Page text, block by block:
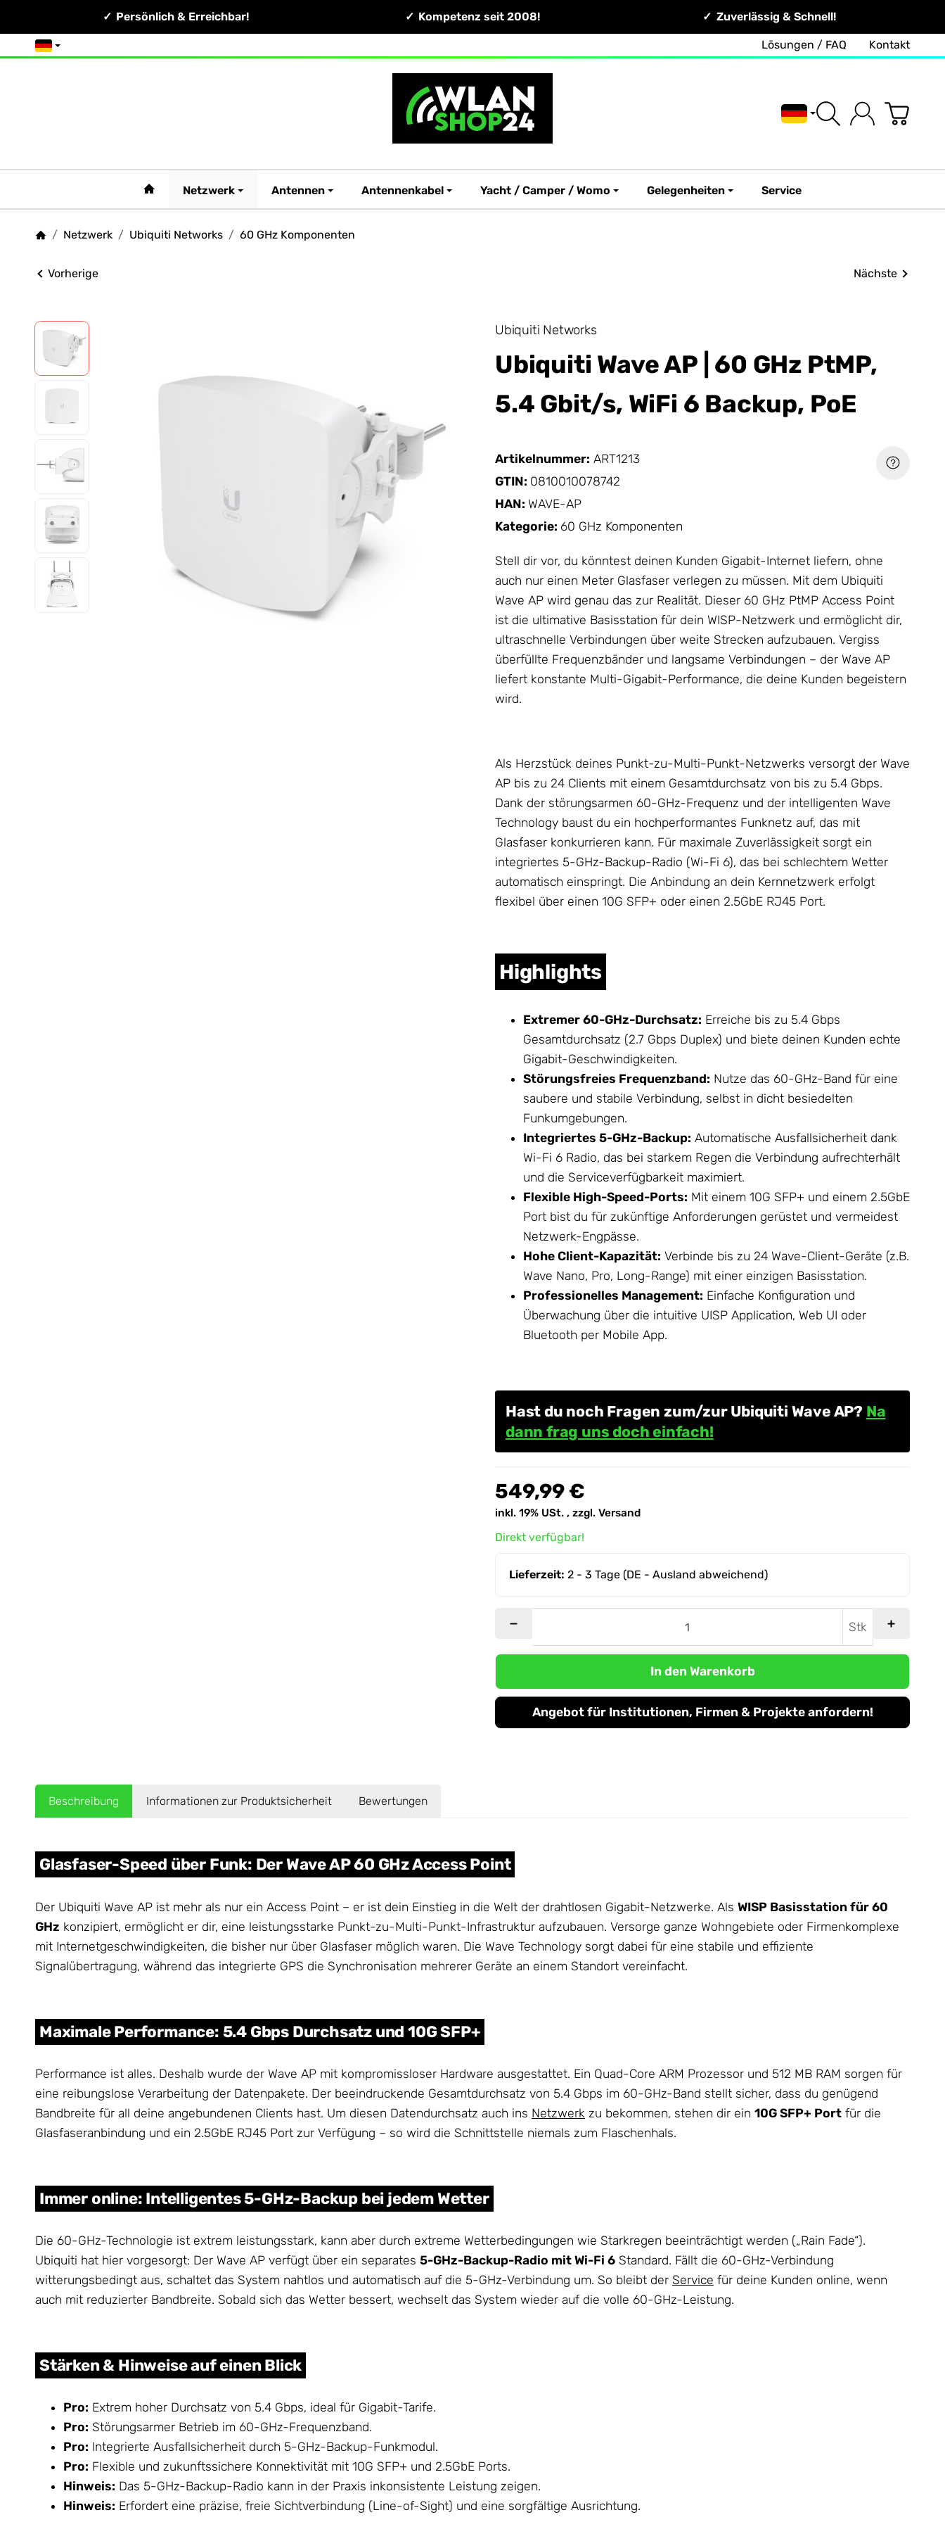
Persönlich & Erreichbar! Kompetenz seit 2008! Zuverlässig & Schnell!
Deutsch Lösungen / FAQ Kontakt
Deutsch
#custom.linkHome#
Netzwerk Antennen Antennenkabel Yacht / Camper / Womo Gelegenheiten Service
/ Netzwerk / Ubiquiti Networks / 60 GHz Komponenten
Vorherige Nächste
Ubiquiti Networks
Ubiquiti Wave AP | 60 GHz PtMP,
5.4 Gbit/s, WiFi 6 Backup, PoE
Artikelnummer: ART1213
GTIN: 0810010078742
HAN: WAVE-AP
Kategorie: 60 GHz Komponenten
Stell dir vor, du könntest deinen Kunden Gigabit-Internet liefern, ohne
auch nur einen Meter Glasfaser verlegen zu müssen. Mit dem Ubiquiti
Wave AP wird genau das zur Realität. Dieser 60 GHz PtMP Access Point
ist die ultimative Basisstation für dein WISP-Netzwerk und ermöglicht dir,
ultraschnelle Verbindungen über weite Strecken aufzubauen. Vergiss
überfüllte Frequenzbänder und langsame Verbindungen – der Wave AP
liefert konstante Multi-Gigabit-Performance, die deine Kunden begeistern
wird.
Als Herzstück deines Punkt-zu-Multi-Punkt-Netzwerks versorgt der Wave
AP bis zu 24 Clients mit einem Gesamtdurchsatz von bis zu 5.4 Gbps.
Dank der störungsarmen 60-GHz-Frequenz und der intelligenten Wave
Technology baust du ein hochperformantes Funknetz auf, das mit
Glasfaser konkurrieren kann. Für maximale Zuverlässigkeit sorgt ein
integriertes 5-GHz-Backup-Radio (Wi-Fi 6), das bei schlechtem Wetter
automatisch einspringt. Die Anbindung an dein Kernnetzwerk erfolgt
flexibel über einen 10G SFP+ oder einen 2.5GbE RJ45 Port.
Highlights
Extremer 60-GHz-Durchsatz: Erreiche bis zu 5.4 Gbps
Gesamtdurchsatz (2.7 Gbps Duplex) und biete deinen Kunden echte
Gigabit-Geschwindigkeiten.
Störungsfreies Frequenzband: Nutze das 60-GHz-Band für eine
saubere und stabile Verbindung, selbst in dicht besiedelten
Funkumgebungen.
Integriertes 5-GHz-Backup: Automatische Ausfallsicherheit dank
Wi-Fi 6 Radio, das bei starkem Regen die Verbindung aufrechterhält
und die Serviceverfügbarkeit maximiert.
Flexible High-Speed-Ports: Mit einem 10G SFP+ und einem 2.5GbE
Port bist du für zukünftige Anforderungen gerüstet und vermeidest
Netzwerk-Engpässe.
Hohe Client-Kapazität: Verbinde bis zu 24 Wave-Client-Geräte (z.B.
Wave Nano, Pro, Long-Range) mit einer einzigen Basisstation.
Professionelles Management: Einfache Konfiguration und
Überwachung über die intuitive UISP Application, Web UI oder
Bluetooth per Mobile App.
Hast du noch Fragen zum/zur Ubiquiti Wave AP? Na
dann frag uns doch einfach!
549,99 €
inkl. 19% USt. , zzgl. Versand
Direkt verfügbar!
Lieferzeit:2 - 3 Tage (DE - Ausland abweichend)
Stk
In den Warenkorb
Angebot für Institutionen, Firmen & Projekte anfordern!
Beschreibung Informationen zur Produktsicherheit Bewertungen
Glasfaser-Speed über Funk: Der Wave AP 60 GHz Access Point
Der Ubiquiti Wave AP ist mehr als nur ein Access Point – er ist dein Einstieg in die Welt der drahtlosen Gigabit-Netzwerke. Als WISP Basisstation für 60
GHz konzipiert, ermöglicht er dir, eine leistungsstarke Punkt-zu-Multi-Punkt-Infrastruktur aufzubauen. Versorge ganze Wohngebiete oder Firmenkomplexe
mit Internetgeschwindigkeiten, die bisher nur über Glasfaser möglich waren. Die Wave Technology sorgt dabei für eine stabile und effiziente
Signalübertragung, während das integrierte GPS die Synchronisation mehrerer Geräte an einem Standort vereinfacht.
Maximale Performance: 5.4 Gbps Durchsatz und 10G SFP+
Performance ist alles. Deshalb wurde der Wave AP mit kompromissloser Hardware ausgestattet. Ein Quad-Core ARM Prozessor und 512 MB RAM sorgen für
eine reibungslose Verarbeitung der Datenpakete. Der beeindruckende Gesamtdurchsatz von 5.4 Gbps im 60-GHz-Band stellt sicher, dass du genügend
Bandbreite für all deine angebundenen Clients hast. Um diesen Datendurchsatz auch ins Netzwerk zu bekommen, stehen dir ein 10G SFP+ Port für die
Glasfaseranbindung und ein 2.5GbE RJ45 Port zur Verfügung – so wird die Schnittstelle niemals zum Flaschenhals.
Immer online: Intelligentes 5-GHz-Backup bei jedem Wetter
Die 60-GHz-Technologie ist extrem leistungsstark, kann aber durch extreme Wetterbedingungen wie Starkregen beeinträchtigt werden („Rain Fade“).
Ubiquiti hat hier vorgesorgt: Der Wave AP verfügt über ein separates 5-GHz-Backup-Radio mit Wi-Fi 6 Standard. Fällt die 60-GHz-Verbindung
witterungsbedingt aus, schaltet das System nahtlos und automatisch auf die 5-GHz-Verbindung um. So bleibt der Service für deine Kunden online, wenn
auch mit reduzierter Bandbreite. Sobald sich das Wetter bessert, wechselt das System wieder auf die volle 60-GHz-Leistung.
Stärken & Hinweise auf einen Blick
Pro: Extrem hoher Durchsatz von 5.4 Gbps, ideal für Gigabit-Tarife.
Pro: Störungsarmer Betrieb im 60-GHz-Frequenzband.
Pro: Integrierte Ausfallsicherheit durch 5-GHz-Backup-Funkmodul.
Pro: Flexible und zukunftssichere Konnektivität mit 10G SFP+ und 2.5GbE Ports.
Hinweis: Das 5-GHz-Backup-Radio kann in der Praxis inkonsistente Leistung zeigen.
Hinweis: Erfordert eine präzise, freie Sichtverbindung (Line-of-Sight) und eine sorgfältige Ausrichtung.